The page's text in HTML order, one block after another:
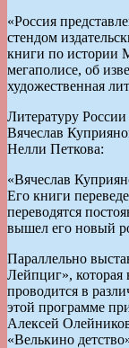
«Россия
стендом
книги по истории
мегаполисе, об
художественная
Литературу
Вячеслав
Нелли Петкова:
«Вячеслав
Его книги
переводятся
вышел его новый
Параллельно
Лейпциг», которая
проводится в
этой программе
Алексей
«Велькино